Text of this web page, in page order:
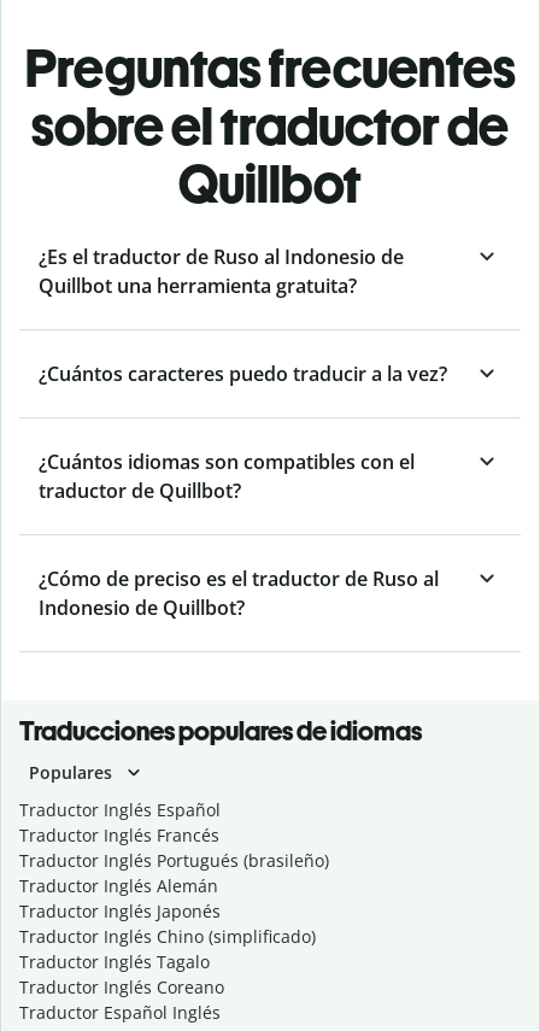
Preguntas frecuentes
sobre el traductor de
Quillbot
¿Es el traductor de Ruso al Indonesio de
Quillbot una herramienta gratuita?
¿Cuántos caracteres puedo traducir a la vez?
¿Cuántos idiomas son compatibles con el
traductor de Quillbot?
¿Cómo de preciso es el traductor de Ruso al
Indonesio de Quillbot?
Traducciones populares de idiomas
Populares
Traductor Inglés Español
Traductor Inglés Francés
Traductor Inglés Portugués (brasileño)
Traductor Inglés Alemán
Traductor Inglés Japonés
Traductor Inglés Chino (simplificado)
Traductor Inglés Tagalo
Traductor Inglés Coreano
Traductor Español Inglés